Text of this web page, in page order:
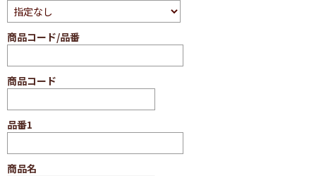
商品コード/品番
商品コード
品番1
商品名